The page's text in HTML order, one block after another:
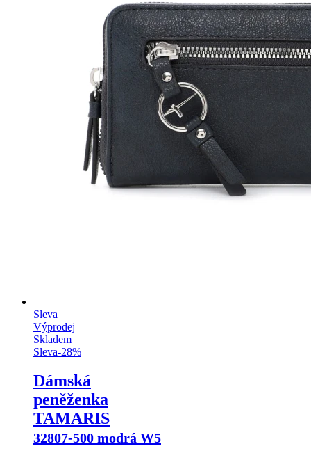
Sleva
Výprodej
Skladem
Sleva-28%
Dámská
peněženka
TAMARIS
32807-500 modrá W5